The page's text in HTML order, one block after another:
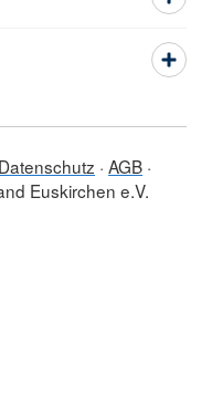
Datenschutz AGB
Euskirchen e.V.